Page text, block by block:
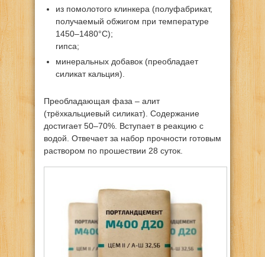
из помолотого клинкера (полуфабрикат,
получаемый обжигом при температуре
1450–1480°С);
гипса;
минеральных добавок (преобладает
силикат кальция).
Преобладающая фаза – алит
(трёхкальциевый силикат). Содержание
достигает 50–70%. Вступает в реакцию с
водой. Отвечает за набор прочности готовым
раствором по прошествии 28 суток.